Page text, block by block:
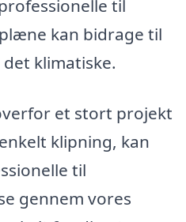
til
kan bidrage til
klimatiske.
et stort projekt
klipning, kan
til
gennem vores